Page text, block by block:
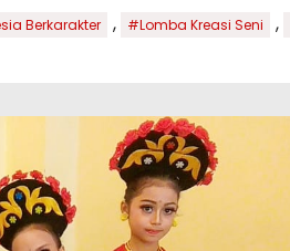
Berkarakter , #Lomba Kreasi Seni ,